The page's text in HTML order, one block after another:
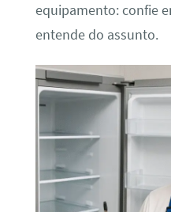
equipamento: confie
entende do assunto.